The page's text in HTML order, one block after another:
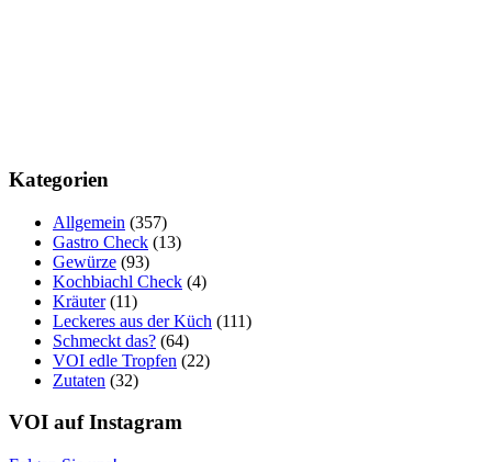
Kategorien
Allgemein (357)
Gastro Check (13)
Gewürze (93)
Kochbiachl Check (4)
Kräuter(11)
Leckeres aus der Küch (111)
Schmeckt das? (64)
VOI edle Tropfen (22)
Zutaten (32)
VOI auf Instagram